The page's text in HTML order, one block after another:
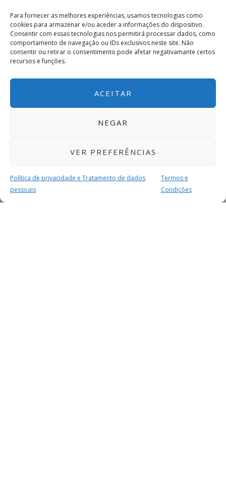
Para fornecer as melhores experiências, usamos tecnologias como
cookies para armazenar e/ou aceder a informações do dispositivo.
Consentir com essas tecnologias nos permitirá processar dados, como
comportamento de navegação ou IDs exclusivos neste site. Não
consentir ou retirar o consentimento pode afetar negativamante certos
recursos e funções.
ACEITAR
NEGAR
VER PREFERÊNCIAS
Política de privacidade e Tratamento de dados
pessoais
Termos e
Condições